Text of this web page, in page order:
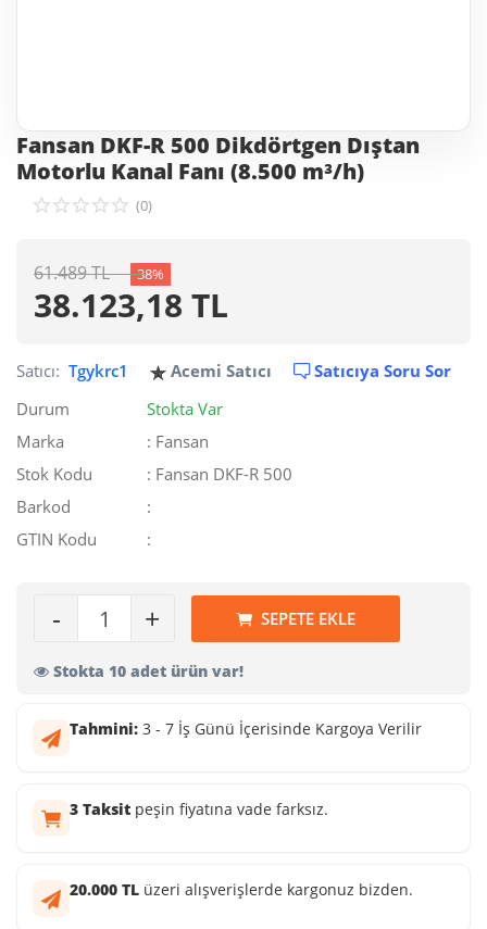
Fansan DKF-R 500 Dikdörtgen Dıştan
Motorlu Kanal Fanı (8.500 m³/h)
(0)
61.489TL 38%
38.123,18 TL
Satıcı: Tgykrc1 Acemi Satıcı
Satıcıya Soru Sor
Durum
Stokta Var
Marka
: Fansan
Stok Kodu
: Fansan DKF-R 500
Barkod
:
GTIN Kodu
:
- + SEPETE EKLE
Stokta 10 adet ürün var!
Tahmini: 3 - 7 İş Günü İçerisinde Kargoya Verilir
3 Taksit peşin fiyatına vade farksız.
20.000 TL üzeri alışverişlerde kargonuz bizden.